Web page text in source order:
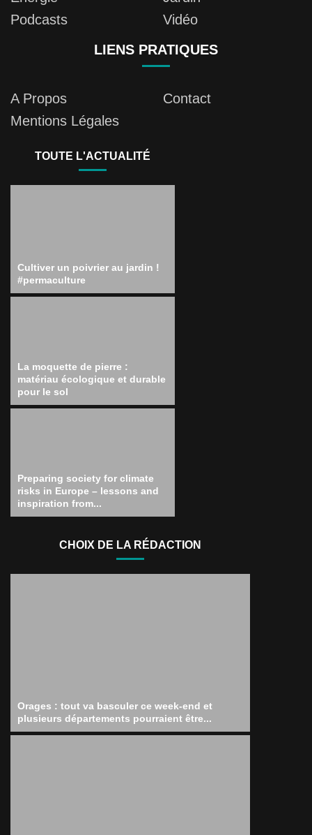
Podcasts
Vidéo
LIENS PRATIQUES
A Propos
Contact
Mentions Légales
TOUTE L'ACTUALITÉ
Cultiver un poivrier au jardin !
#permaculture
La moquette de pierre :
matériau écologique et durable
pour le sol
Preparing society for climate
risks in Europe – lessons and
inspiration from...
CHOIX DE LA RÉDACTION
Orages : tout va basculer ce week-end et
plusieurs départements pourraient être...